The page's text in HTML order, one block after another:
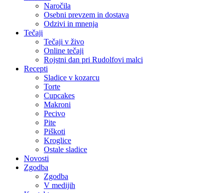
Naročila
Osebni prevzem in dostava
Odzivi in mnenja
Tečaji
Tečaji v živo
Online tečaji
Rojstni dan pri Rudolfovi malci
Recepti
Sladice v kozarcu
Torte
Cupcakes
Makroni
Pecivo
Pite
Piškoti
Kroglice
Ostale sladice
Novosti
Zgodba
Zgodba
V medijih